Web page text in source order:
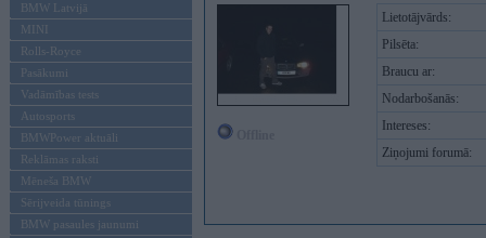
BMW Latvijā
MINI
Rolls-Royce
Pasākumi
Vadāmības tests
Autosports
BMWPower aktuāli
Reklāmas raksti
Mēneša BMW
Sērijveida tūnings
BMW pasaules jaunumi
Lietotājvārds:
Pilsēta:
Braucu ar:
Nodarbošanās:
Intereses:
Ziņojumi forumā: